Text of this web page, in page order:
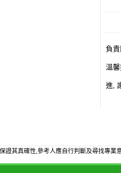
負
溫
進,
其真確性,參考人應自行判斷及尋找專業